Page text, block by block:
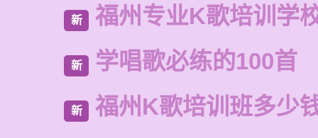
新 福州专业K歌培训学
新 学唱歌必练的100首
新 福州K歌培训班多少